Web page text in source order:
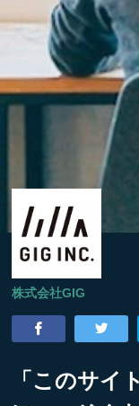
株式会社GIG
「このサイ